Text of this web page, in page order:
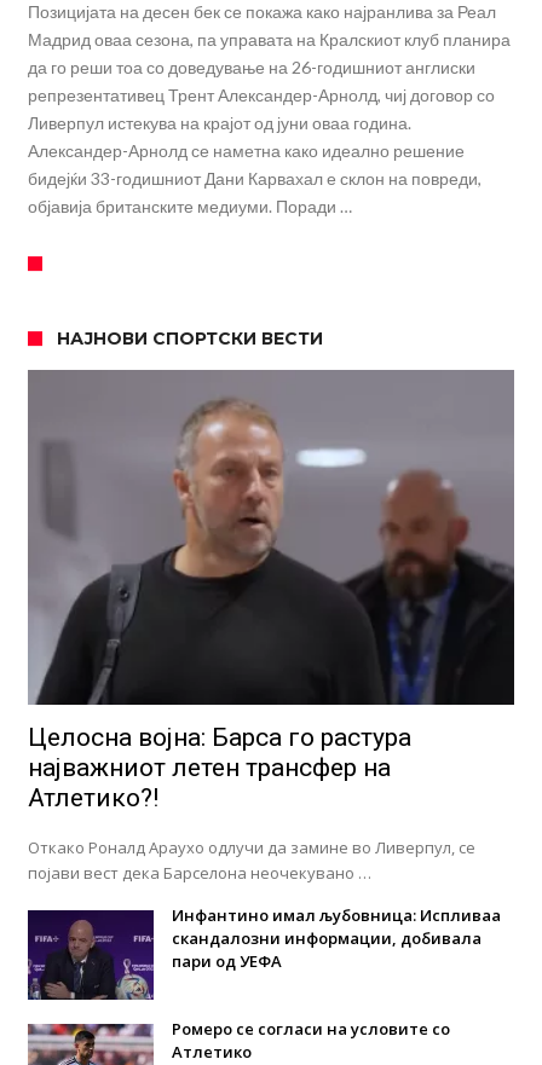
Позицијата на десен бек се покажа како најранлива за Реал
Мадрид оваа сезона, па управата на Кралскиот клуб планира
да го реши тоа со доведување на 26-годишниот англиски
репрезентативец Трент Александер-Арнолд, чиј договор со
Ливерпул истекува на крајот од јуни оваа година.
Александер-Арнолд се наметна како идеално решение
бидејќи 33-годишниот Дани Карвахал е склон на повреди,
објавија британските медиуми. Поради …
НАЈНОВИ СПОРТСКИ ВЕСТИ
Целосна војна: Барса го растура
најважниот летен трансфер на
Атлетико?!
Откако Роналд Араухо одлучи да замине во Ливерпул, се
појави вест дека Барселона неочекувано …
Инфантино имал љубовница: Испливаа
скандалозни информации, добивала
пари од УЕФА
Ромеро се согласи на условите со
Атлетико